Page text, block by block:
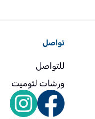
تواصل
للتواصل
ورشات لئوميت